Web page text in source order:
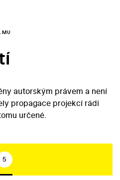
autorským právem a není
propagace projekcí rádi
určené.
5